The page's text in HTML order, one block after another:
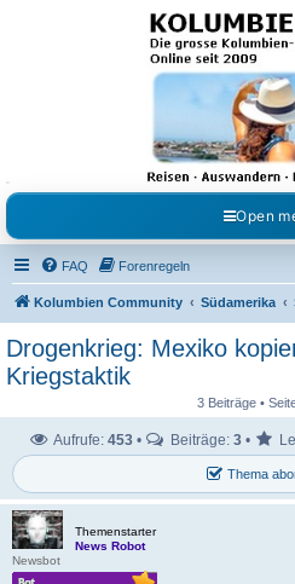
Kolumbienforum - Das
grosse Forum der
Freunde Kolumbiens
Reisen, Auswandern, Kultur, Politik, Geschichte
Austausch, Erfahrungen und Gemeinschaft im
Open
FAQ Forenregeln
Kolumbien Community Südamerika
Drogenkrieg: Mexiko
Kriegstaktik
3 Beiträge •
Thema
Aufrufe: 453 • Beiträge: 3 •
Themenstarter
News Robot
Newsbot